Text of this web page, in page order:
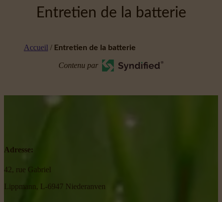
Entretien de la batterie
Accueil / Entretien de la batterie
Contenu par
Adresse:
42, rue Gabriel
Lippmann, L-6947 Niederanven